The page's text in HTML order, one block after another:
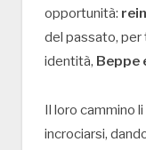
opportunità:
del passato, per
identità, Beppe
Il loro cammino
incrociarsi,